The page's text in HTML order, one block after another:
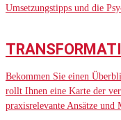
Umsetzungstipps und die
Bekommen Sie einen
rollt Ihnen eine Karte der
praxisrelevante Ansätze und